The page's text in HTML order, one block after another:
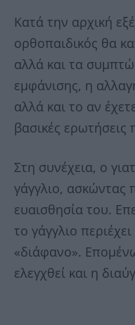
Κατά την αρχική
ορθοπαιδικός θα
αλλά και τα
εμφάνισης, η
αλλά και το αν
βασικές ερωτήσεις
Στη συνέχεια, ο
γάγγλιο, ασκώντας
ευαισθησία του.
το γάγγλιο
«διάφανο».
ελεγχθεί και η